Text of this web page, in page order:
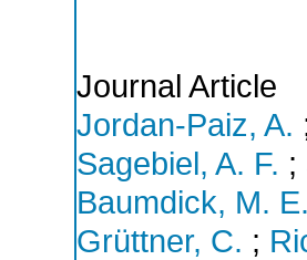
Journal Article
Jordan-Paiz, A.
Sagebiel, A. F. ;
Baumdick, M. E.
Grüttner, C. ;